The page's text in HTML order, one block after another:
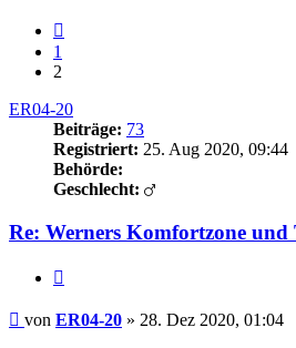
1
2
ER04-20
Beiträge: 73
Registriert: 25. Aug 2020, 09:44
Behörde:
Geschlecht:
Re: Werners Komfortzone und
Beitrag
von ER04-20 » 28. Dez 2020, 01:04